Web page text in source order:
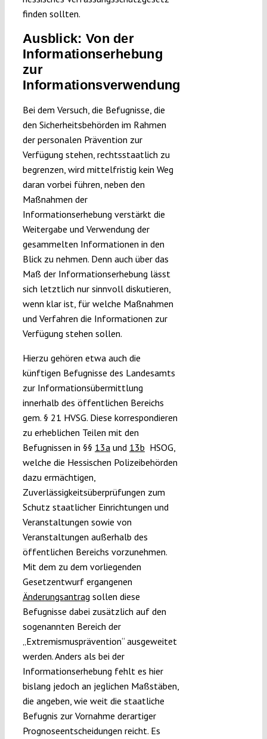
finden sollten.
Ausblick: Von der
Informationserhebung
zur
Informationsverwendung
Bei dem Versuch, die Befugnisse, die
den Sicherheitsbehörden im Rahmen
der personalen Prävention zur
Verfügung stehen, rechtsstaatlich zu
begrenzen, wird mittelfristig kein Weg
daran vorbei führen, neben den
Maßnahmen der
Informationserhebung verstärkt die
Weitergabe und Verwendung der
gesammelten Informationen in den
Blick zu nehmen. Denn auch über das
Maß der Informationserhebung lässt
sich letztlich nur sinnvoll diskutieren,
wenn klar ist, für welche Maßnahmen
und Verfahren die Informationen zur
Verfügung stehen sollen.
Hierzu gehören etwa auch die
künftigen Befugnisse des Landesamts
zur Informationsübermittlung
innerhalb des öffentlichen Bereichs
gem. § 21 HVSG. Diese korrespondieren
zu erheblichen Teilen mit den
Befugnissen in §§ 13aund 13b HSOG,
welche die Hessischen Polizeibehörden
dazu ermächtigen,
Zuverlässigkeitsüberprüfungen zum
Schutz staatlicher Einrichtungen und
Veranstaltungen sowie von
Veranstaltungen außerhalb des
öffentlichen Bereichs vorzunehmen.
Mit dem zu dem vorliegenden
Gesetzentwurf ergangenen
Änderungsantrag sollen diese
Befugnisse dabei zusätzlich auf den
sogenannten Bereich der
„Extremismusprävention“ ausgeweitet
werden. Anders als bei der
Informationserhebung fehlt es hier
bislang jedoch an jeglichen Maßstäben,
die angeben, wie weit die staatliche
Befugnis zur Vornahme derartiger
Prognoseentscheidungen reicht. Es